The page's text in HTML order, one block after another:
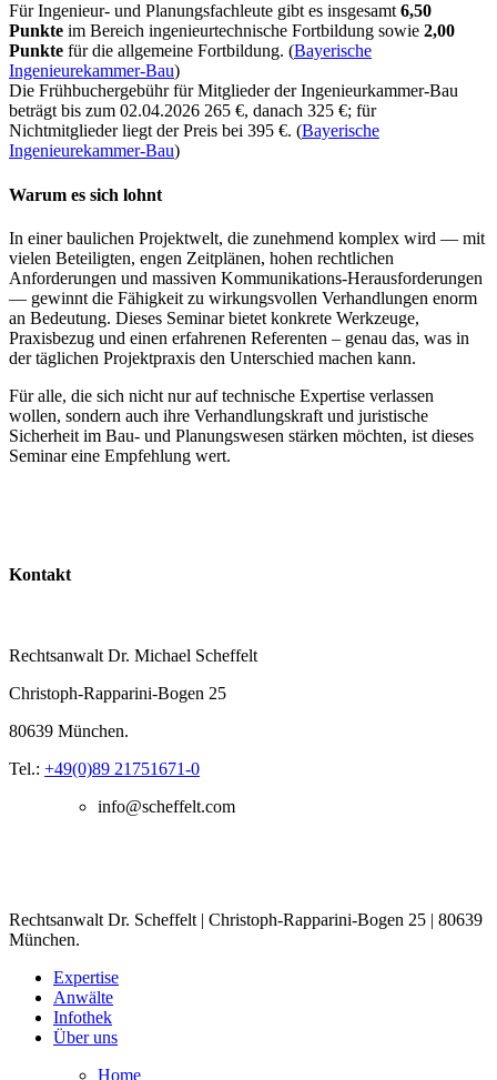
Für Ingenieur- und Planungsfachleute gibt es insgesamt6,50
Punkte im Bereich ingenieurtechnische Fortbildung sowie 2,00
Punkte für die allgemeine Fortbildung. (Bayerische
Ingenieurekammer-Bau)
Die Frühbuchergebühr für Mitglieder der Ingenieurkammer-Bau
beträgt bis zum 02.04.2026 265 €, danach 325 €; für
Nichtmitglieder liegt der Preis bei 395 €. (Bayerische
Ingenieurekammer-Bau)
Warum es sich lohnt
In einer baulichen Projektwelt, die zunehmend komplex wird — mit
vielen Beteiligten, engen Zeitplänen, hohen rechtlichen
Anforderungen und massiven Kommunikations-Herausforderungen
— gewinnt die Fähigkeit zu wirkungsvollen Verhandlungen enorm
an Bedeutung. Dieses Seminar bietet konkrete Werkzeuge,
Praxisbezug und einen erfahrenen Referenten – genau das, was in
der täglichen Projektpraxis den Unterschied machen kann.
Für alle, die sich nicht nur auf technische Expertise verlassen
wollen, sondern auch ihre Verhandlungskraft und juristische
Sicherheit im Bau- und Planungswesen stärken möchten, ist dieses
Seminar eine Empfehlung wert.
Kontakt
Rechtsanwalt Dr. Michael Scheffelt
Christoph-Rapparini-Bogen 25
80639 München.
Tel.: +49(0)89 21751671-0
info@scheffelt.com
Rechtsanwalt Dr. Scheffelt | Christoph-Rapparini-Bogen 25 | 80639
München.
Expertise
Anwälte
Infothek
Über uns
Home